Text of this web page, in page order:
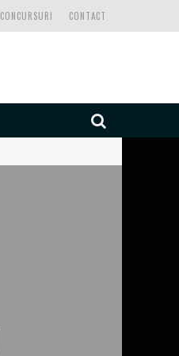
CONTACT
CONCURSURI